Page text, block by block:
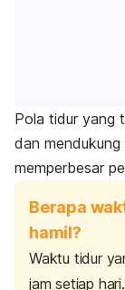
Pola tidur yang
dan
memperbesar
Berapa
hamil?
Waktu tidur
jam setiap